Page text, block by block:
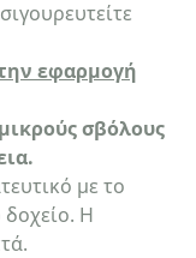
εφαρμογή
σβόλους
με το
δοχείο. Η